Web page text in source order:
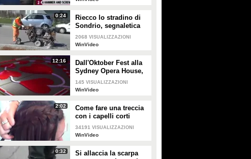
0:24
Riecco lo stradino di
Sondrio, segnaletica
stradale a tempo di
record
2068 VISUALIZZAZIONI
WinVideo
12:16
Dall'Oktober Fest alla
Sydney Opera House,
il domino più
spettacolare di sempre
145 VISUALIZZAZIONI
WinVideo
2:02
Come fare una treccia
con i capelli corti
34191 VISUALIZZAZIONI
WinVideo
0:32
Si allaccia la scarpa
PLAY
490• diSport Fanpage